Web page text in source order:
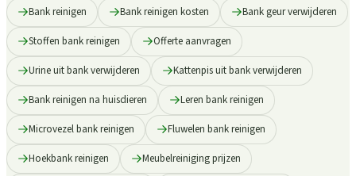
Bank reinigen Bank reinigen kosten Bank geur verwijderen
Stoffen bank reinigen Offerte aanvragen
Urine uit bank verwijderen Kattenpis uit bank verwijderen
Bank reinigen na huisdieren Leren bank reinigen
Microvezel bank reinigen Fluwelen bank reinigen
Hoekbank reinigen Meubelreiniging prijzen